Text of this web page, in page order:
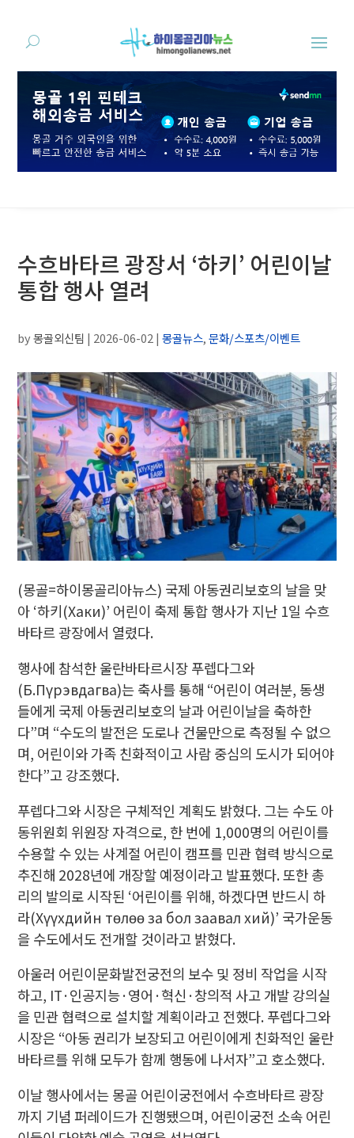
수흐바타르 광장서 ‘하키’ 어린이날
통합 행사 열려
by몽골외신팀 | 2026-06-02 |몽골뉴스,문화/스포츠/이벤트
(몽골=하이몽골리아뉴스) 국제 아동권리보호의 날을 맞
아 ‘하키(Хаки)’ 어린이 축제 통합 행사가 지난 1일 수흐
바타르 광장에서 열렸다.
행사에 참석한 울란바타르시장 푸렙다그와
(Б.Пүрэвдагва)는 축사를 통해 “어린이 여러분, 동생
들에게 국제 아동권리보호의 날과 어린이날을 축하한
다”며 “수도의 발전은 도로나 건물만으로 측정될 수 없으
며, 어린이와 가족 친화적이고 사람 중심의 도시가 되어야
한다”고 강조했다.
푸렙다그와 시장은 구체적인 계획도 밝혔다. 그는 수도 아
동위원회 위원장 자격으로, 한 번에 1,000명의 어린이를
수용할 수 있는 사계절 어린이 캠프를 민관 협력 방식으로
추진해 2028년에 개장할 예정이라고 발표했다. 또한 총
리의 발의로 시작된 ‘어린이를 위해, 하겠다면 반드시 하
라(Хүүхдийн төлөө за бол заавал хий)’ 국가운동
을 수도에서도 전개할 것이라고 밝혔다.
아울러 어린이문화발전궁전의 보수 및 정비 작업을 시작
하고, IT·인공지능·영어·혁신·창의적 사고 개발 강의실
을 민관 협력으로 설치할 계획이라고 전했다. 푸렙다그와
시장은 “아동 권리가 보장되고 어린이에게 친화적인 울란
바타르를 위해 모두가 함께 행동에 나서자”고 호소했다.
이날 행사에서는 몽골 어린이궁전에서 수흐바타르 광장
까지 기념 퍼레이드가 진행됐으며, 어린이궁전 소속 어린